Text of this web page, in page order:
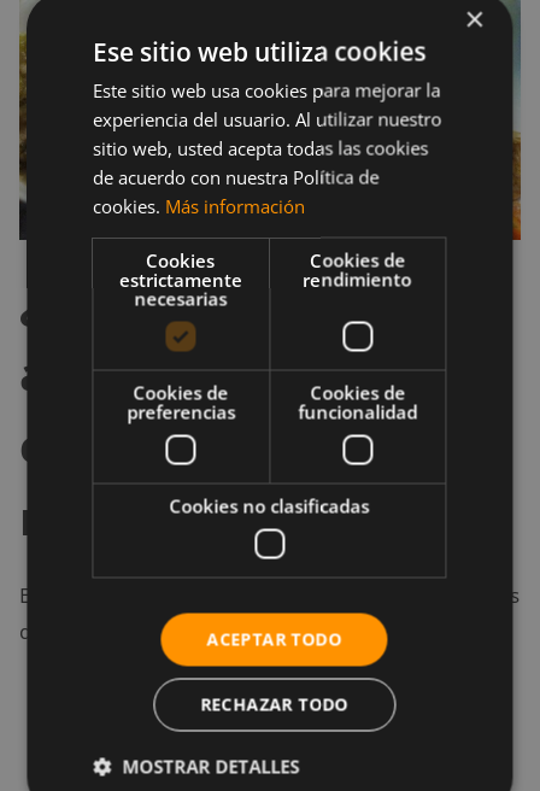
¿Cuáles son los
alimentos prohibidos
en la dieta
macrobiótica?
Esta dieta prohíbe consumir todos aquellos alimentos
que contengan:
Carne roja.
Grasas animales.
Conservantes o productos químicos entre sus
×
Ese sitio web utiliza cookies
Este sitio web usa cookies para mejorar la
experiencia del usuario. Al utilizar nuestro
sitio web, usted acepta todas las cookies
de acuerdo con nuestra Política de
cookies. Más información
Cookies
estrictamente
necesarias
Cookies de
rendimiento
Cookies de
preferencias
Cookies de
funcionalidad
Cookies no clasificadas
ACEPTAR TODO
RECHAZAR TODO
MOSTRAR DETALLES